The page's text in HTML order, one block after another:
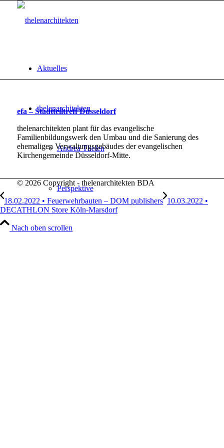
Aktuelles
thelenarchitekten
Andrea Thelen
Perspektive
Positionen
efa – Stadtteiltreff Düsseldorf
thelenarchitekten plant für das evangelische
Familienbildungswerk den Umbau und die Sanierung des
ehemaligen Verwaltungsgebäudes der evangelischen
Kirchengemeinde Düsseldorf-Mitte.
© 2026 Copyright - thelenarchitekten BDA
18.02.2022 • Feuerwehrbauten – DOM publishers 10.03.2022 •
DECATHLON Store Köln-Marsdorf
Nach oben scrollen